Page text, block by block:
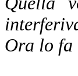
Ora lo fa